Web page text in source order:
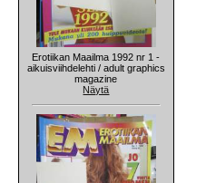
Erotiikan Maailma 1992 nr 1 -
aikuisviihdelehti / adult graphics
magazine
Näytä